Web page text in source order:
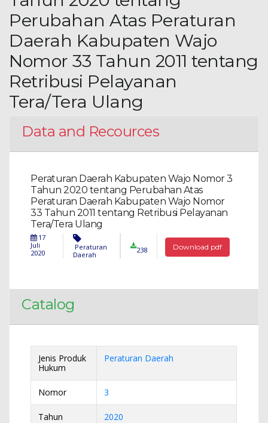
Perubahan Atas Peraturan
Daerah Kabupaten Wajo
Nomor 33 Tahun 2011 tentang
Retribusi Pelayanan
Tera/Tera Ulang
Data and Recources
Peraturan Daerah Kabupaten Wajo Nomor 3
Tahun 2020 tentang Perubahan Atas
Peraturan Daerah Kabupaten Wajo Nomor
33 Tahun 2011 tentang Retribusi Pelayanan
Tera/Tera Ulang
Download pdf
17
Juli
2020
Peraturan
Daerah
238
Catalog
Jenis Produk
Hukum
Peraturan Daerah
Nomor 3
Tahun 2020